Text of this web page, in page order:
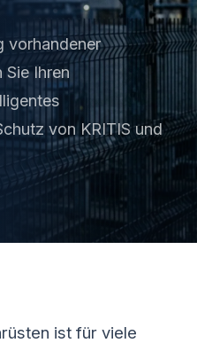
vorhandener
Sie Ihren
von KRITIS und
ist für viele